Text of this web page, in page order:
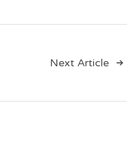
Next Article